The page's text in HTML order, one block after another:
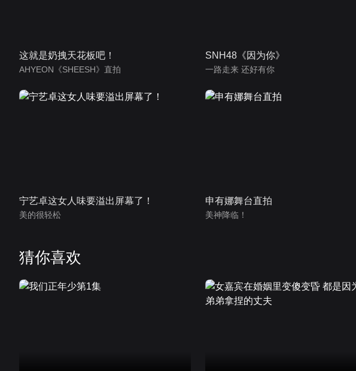
这就是奶拽天花板吧！
AHYEON《SHEESH》直拍
SNH48《因为你》
一路走来 还好有你
宁艺卓这女人味要溢出屏幕了！
美的很轻松
申有娜舞台直拍
美神降临！
猜你喜欢